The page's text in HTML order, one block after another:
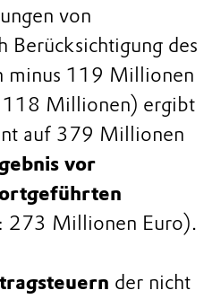
von
Berücksichtigung des
minus 119 Millionen
118 Millionen) ergibt
auf 379 Millionen
vor
273 Millionen Euro).
der nicht